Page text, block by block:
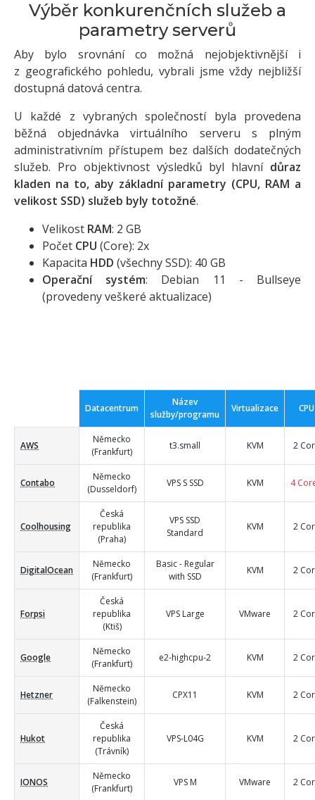
Výběr konkurenčních služeb a
parametry serverů
Aby bylo srovnání co možná nejobjektivnější i
z geografického pohledu, vybrali jsme vždy nejbližší
dostupná datová centra.
U každé z vybraných společností byla provedena
běžná objednávka virtuálního serveru s plným
administrativním přístupem bez dalších dodatečných
služeb. Pro objektivnost výsledků byl hlavní důraz
kladen na to, aby základní parametry (CPU, RAM a
velikost SSD) služeb byly totožné.
Velikost RAM: 2 GB
Počet CPU (Core): 2x
Kapacita HDD (všechny SSD): 40 GB
Operační systém: Debian 11 - Bullseye
(provedeny veškeré aktualizace)
Datacentrum
Název
služby/programu
Virtualizace CPU
AWS
Německo
(Frankfurt)
t3.small KVM 2
Contabo
Německo
(Dusseldorf)
VPS S SSD KVM 4
Coolhousing
Česká
republika
(Praha)
VPS SSD
Standard
KVM 2
DigitalOcean
Německo
(Frankfurt)
Basic - Regular
with SSD
KVM 2
Forpsi
Česká
republika
(Ktiš)
VPS Large VMware 2
Google
Německo
(Frankfurt)
e2-highcpu-2 KVM 2
Hetzner
Německo
(Falkenstein)
CPX11 KVM 2
Hukot
Česká
republika
(Trávník)
VPS-L04G KVM 2
IONOS
Německo
(Frankfurt)
VPS M VMware 2